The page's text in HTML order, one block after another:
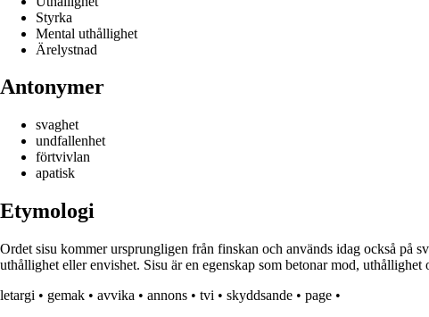
Styrka
Mental uthållighet
Ärelystnad
Antonymer
svaghet
undfallenhet
förtvivlan
apatisk
Etymologi
Ordet sisu kommer ursprungligen från finskan och används idag också på
uthållighet eller envishet. Sisu är en egenskap som betonar mod, uthållighet
letargi • gemak • avvika • annons • tvi • skyddsande • page •